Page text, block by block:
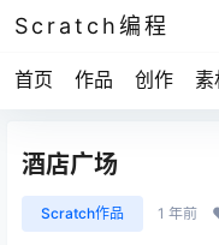
Scratch编程
首页 作品 创作 素
酒店广场
Scratch作品 1 年前